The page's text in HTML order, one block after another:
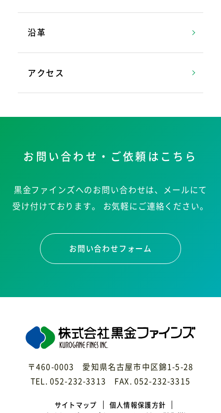
沿革
アクセス
お問い合わせ・ご依頼はこちら
黒金ファインズへのお問い合わせは、メールにて
受け付けております。
お気軽にご連絡ください。
お問い合わせフォーム
〒460-0003 愛知県名古屋市中区錦1-5-28
TEL. 052-232-3313 FAX. 052-232-3315
サイトマップ
個人情報保護方針